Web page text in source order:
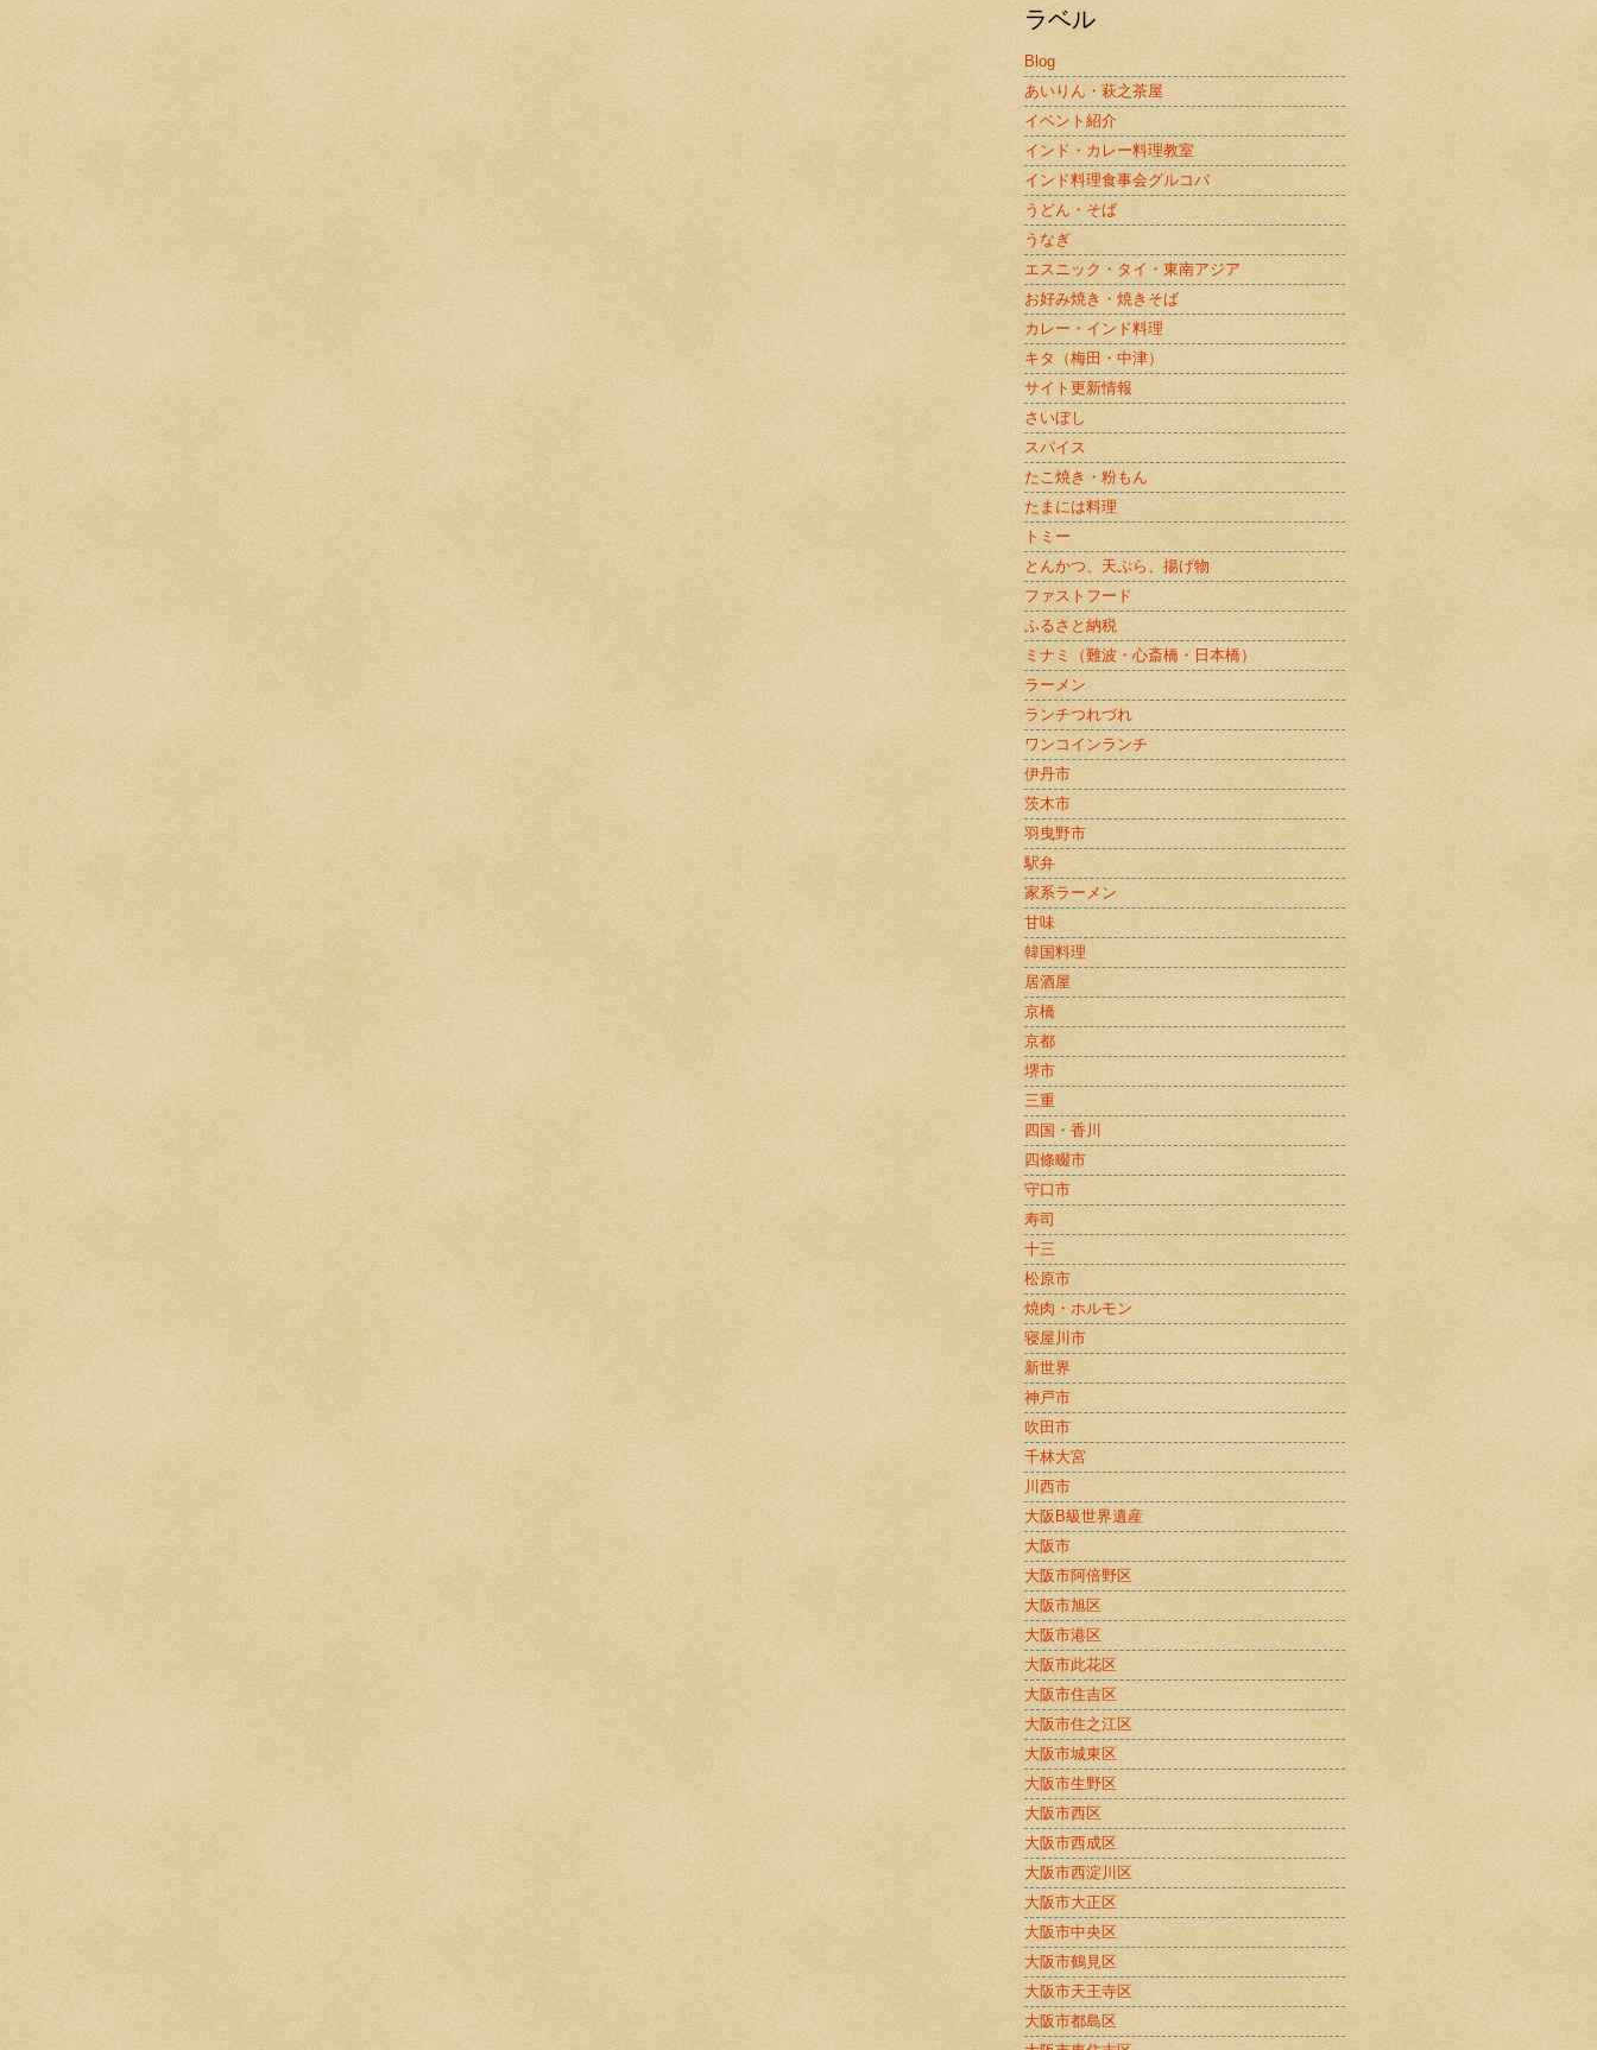
ラベル
Blog
あいりん・萩之茶屋
イベント紹介
インド・カレー料理教室
インド料理食事会グルコバ
うどん・そば
うなぎ
エスニック・タイ・東南アジア
お好み焼き・焼きそば
カレー・インド料理
キタ（梅田・中津）
サイト更新情報
さいぼし
スパイス
たこ焼き・粉もん
たまには料理
トミー
とんかつ、天ぷら、揚げ物
ファストフード
ふるさと納税
ミナミ（難波・心斎橋・日本橋）
ラーメン
ランチつれづれ
ワンコインランチ
伊丹市
茨木市
羽曳野市
駅弁
家系ラーメン
甘味
韓国料理
居酒屋
京橋
京都
堺市
三重
四国・香川
四條畷市
守口市
寿司
十三
松原市
焼肉・ホルモン
寝屋川市
新世界
神戸市
吹田市
千林大宮
川西市
大阪B級世界遺産
大阪市
大阪市阿倍野区
大阪市旭区
大阪市港区
大阪市此花区
大阪市住吉区
大阪市住之江区
大阪市城東区
大阪市生野区
大阪市西区
大阪市西成区
大阪市西淀川区
大阪市大正区
大阪市中央区
大阪市鶴見区
大阪市天王寺区
大阪市都島区